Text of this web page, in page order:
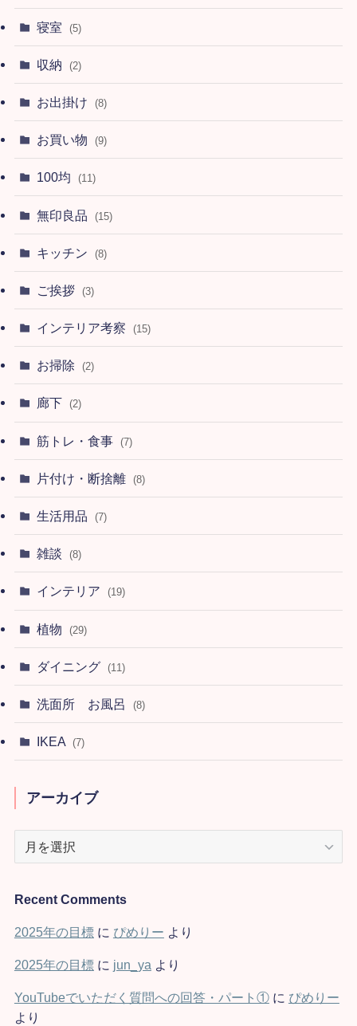
寝室 (5)
収納 (2)
お出掛け (8)
お買い物 (9)
100均 (11)
無印良品 (15)
キッチン (8)
ご挨拶 (3)
インテリア考察 (15)
お掃除 (2)
廊下 (2)
筋トレ・食事 (7)
片付け・断捨離 (8)
生活用品 (7)
雑談 (8)
インテリア (19)
植物 (29)
ダイニング (11)
洗面所 お風呂 (8)
IKEA (7)
アーカイブ
イ
Recent Comments
2025年の目標に ぴめりー より
2025年の目標に jun_ya より
YouTubeでいただく質問への回答・パート①に ぴめりー
より